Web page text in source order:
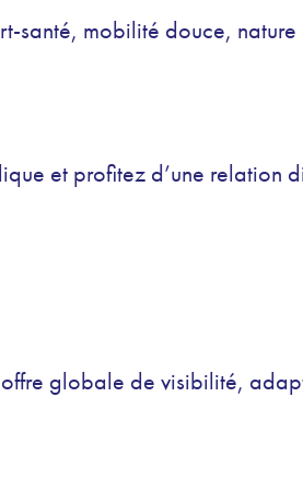
santé, mobilité douce,
et profitez d’une relation
globale de visibilité,